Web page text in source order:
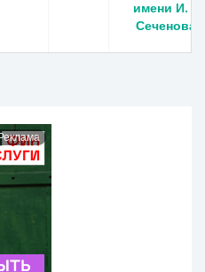
имени И. М.
Сеченова
Реклама